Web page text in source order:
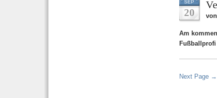
SEP
20
Am
Next Page →